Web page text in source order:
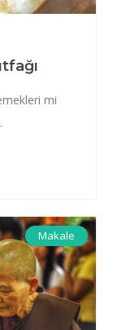
mi
Makale